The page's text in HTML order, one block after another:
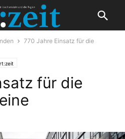
770 Jahre Einsatz für die
für die